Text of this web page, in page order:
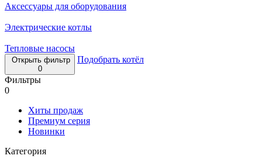
Аксессуары для оборудования
Электрические котлы
Тепловые насосы
Открыть фильтр
0
Подобрать котёл
Фильтры
0
Хиты продаж
Премиум серия
Новинки
Категория